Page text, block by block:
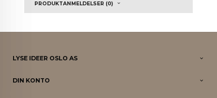
PRODUKTANMELDELSER (0)
LYSE IDEER OSLO AS
DIN KONTO